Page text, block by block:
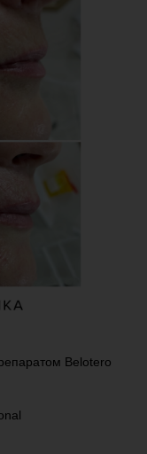
Belotero